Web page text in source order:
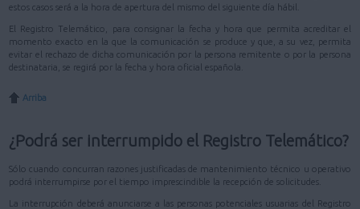
estos casos será a la hora de apertura del mismo del siguiente día hábil.
El Registro Telemático, para consignar la fecha y hora que permita acreditar el
momento exacto en la que la comunicación se produce y que, a su vez, permita
evitar el rechazo de dicha comunicación por la persona remitente o por la persona
destinataria, se regirá por la fecha y hora oficial española.
Arriba
¿Podrá ser interrumpido el Registro Telemático?
Sólo cuando concurran razones justificadas de mantenimiento técnico u operativo
podrá interrumpirse por el tiempo imprescindible la recepción de solicitudes.
La interrupción deberá anunciarse a las personas potenciales usuarias del Registro